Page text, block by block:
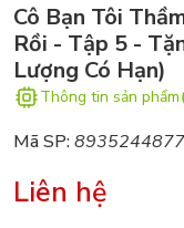
Cô Bạn Tôi
Rồi - Tập 5 -
Lượng Có Hạn)
Thông tin sản phẩm
Mã SP:
Liên hệ